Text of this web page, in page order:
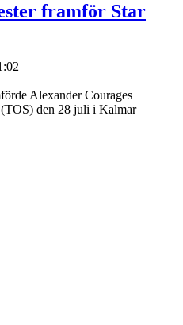
framför Star
Alexander Courages
den 28 juli i Kalmar